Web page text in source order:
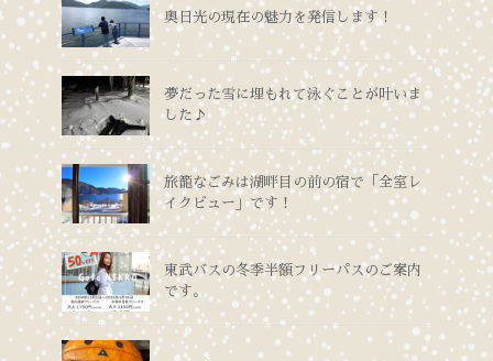
奥日光の現在の魅力を発信します！
夢だった雪に埋もれて泳ぐことが叶いま
した♪
旅籠なごみは湖畔目の前の宿で「全室レ
イクビュー」です！
東武バスの冬季半額フリーパスのご案内
です。